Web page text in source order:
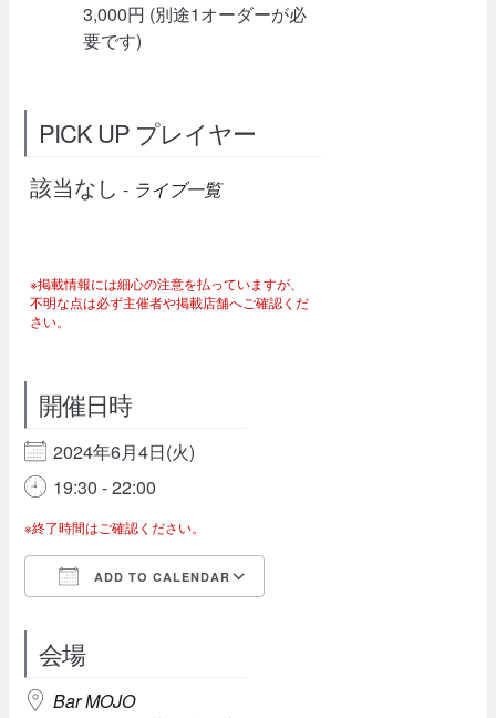
3,000円 (別途1オーダーが必
要です)
PICK UP プレイヤー
該当なし - ライブ一覧
※掲載情報には細心の注意を払っていますが、
不明な点は必ず主催者や掲載店舗へご確認くだ
さい。
開催日時
2024年6月4日(火)
19:30 - 22:00
※終了時間はご確認ください。
ADD TO CALENDAR
会場
Bar MOJO